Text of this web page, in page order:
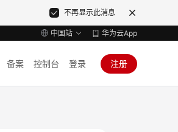
不再显示此消息
中国站 华为云App
备案 控制台 登录 注册